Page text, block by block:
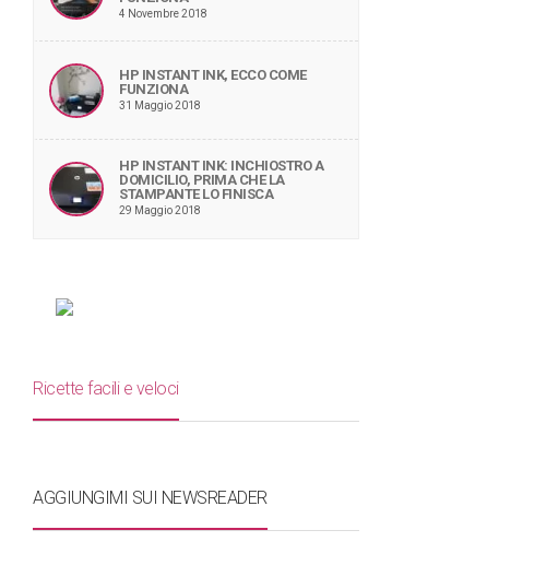
4 Novembre 2018
HP INSTANT INK, ECCO COME
FUNZIONA
31 Maggio 2018
HP INSTANT INK: INCHIOSTRO A
DOMICILIO, PRIMA CHE LA
STAMPANTE LO FINISCA
29 Maggio 2018
Ricette facili e veloci
AGGIUNGIMI SUI NEWSREADER